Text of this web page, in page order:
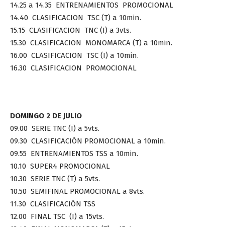
14.25 a 14.35 ENTRENAMIENTOS PROMOCIONAL
14.40 CLASIFICACION TSC (T) a 10min.
15.15 CLASIFICACION TNC (I) a 3vts.
15.30 CLASIFICACION MONOMARCA (T) a 10min.
16.00 CLASIFICACION TSC (I) a 10min.
16.30 CLASIFICACION PROMOCIONAL
DOMINGO 2 DE JULIO
09.00 SERIE TNC (I) a 5vts.
09.30 CLASIFICACIÓN PROMOCIONAL a 10min.
09.55 ENTRENAMIENTOS TSS a 10min.
10.10 SUPER4 PROMOCIONAL
10.30 SERIE TNC (T) a 5vts.
10.50 SEMIFINAL PROMOCIONAL a 8vts.
11.30 CLASIFICACIÓN TSS
12.00 FINAL TSC (I) a 15vts.